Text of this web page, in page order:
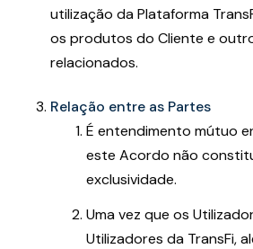
utilização da Plataforma
os produtos do Cliente e
relacionados.
Relação entre as Partes
É entendimento mútuo
este Acordo não
exclusividade.
Uma vez que os
Utilizadores da TransFi,